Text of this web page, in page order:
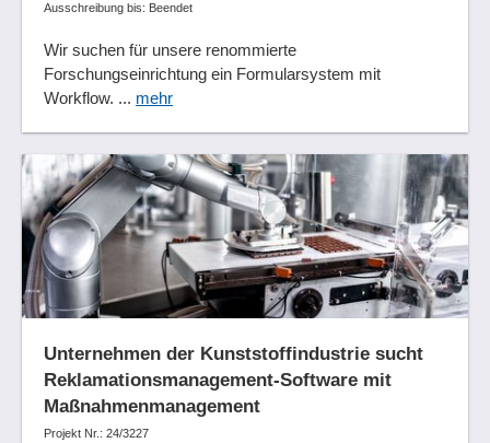
Ausschreibung bis: Beendet
Wir suchen für unsere renommierte
Forschungseinrichtung ein Formularsystem mit
Workflow. ... mehr
Unternehmen der Kunststoffindustrie sucht
Reklamationsmanagement-Software mit
Maßnahmenmanagement
Projekt Nr.: 24/3227